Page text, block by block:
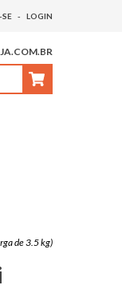
- LOGIN
de 3.5 kg)